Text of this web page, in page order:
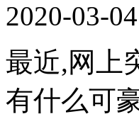
2020-03-
最近,网上
有什么可